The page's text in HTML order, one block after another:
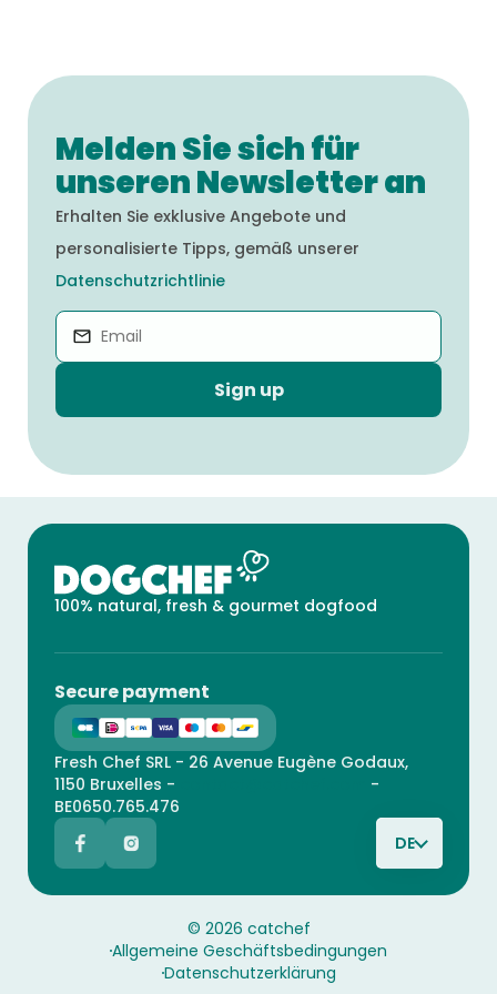
Melden Sie sich für
unseren Newsletter an
Erhalten Sie exklusive Angebote und
personalisierte Tipps, gemäß unserer
Datenschutzrichtlinie
Sign up
100% natural, fresh & gourmet dogfood
Secure payment
Fresh Chef SRL - 26 Avenue Eugène Godaux,
1150 Bruxelles -
-
BE0650.765.476
DE
© 2026 catchef
Allgemeine Geschäftsbedingungen
Datenschutzerklärung